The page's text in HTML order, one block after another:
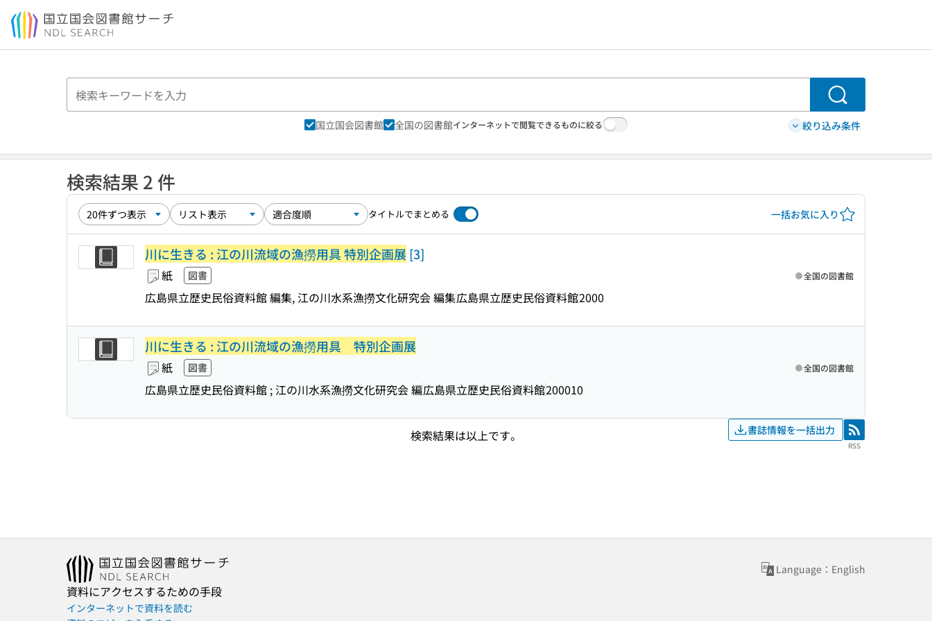
本文へ移動
検索
国立国会図書館 全国の図書館インターネットで閲覧できるものに絞る 絞り込み条件
検索結果 2 件
タイトルでまとめる 一括お気に入り
川に生きる : 江の川流域の漁撈用具 特別企画展[3]
紙 図書
広島県立歴史民俗資料館 編集, 江の川水系漁撈文化研究会 編集広島県立歴史民俗資料館2000
全国の図書館
川に生きる : 江の川流域の漁撈用具 特別企画展
紙 図書
広島県立歴史民俗資料館 ; 江の川水系漁撈文化研究会 編広島県立歴史民俗資料館200010
全国の図書館
検索結果は以上です。 書誌情報を一括出力 RSS
RSS
Language：English
資料にアクセスするための手段
インターネットで資料を読む